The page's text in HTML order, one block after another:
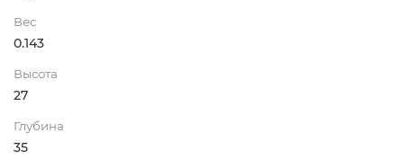
Вес
0.143
Высота
27
Глубина
35